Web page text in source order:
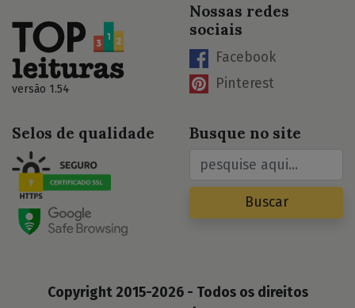
versão 1.54
Nossas redes
sociais
Facebook
Pinterest
Selos de qualidade Busque no site
Buscar
Copyright 2015-2026 - Todos os direitos